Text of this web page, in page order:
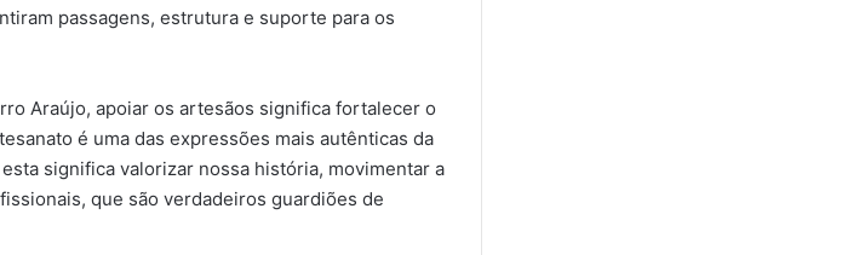
passagens, estrutura e suporte para os
Araújo, apoiar os artesãos significa fortalecer o
é uma das expressões mais autênticas da
significa valorizar nossa história, movimentar a
que são verdadeiros guardiões de